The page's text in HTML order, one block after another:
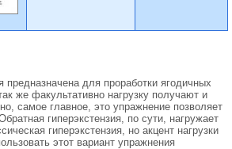
предназначена для проработки ягодичных
же факультативно нагрузку получают и
самое главное, это упражнение позволяет
гиперэкстензия, по сути, нагружает
гиперэкстензия, но акцент нагрузки
этот вариант упражнения